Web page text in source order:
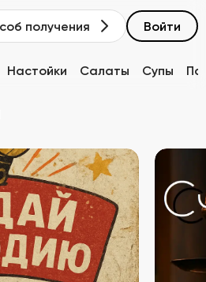
получения Войти
Настойки Салаты Супы